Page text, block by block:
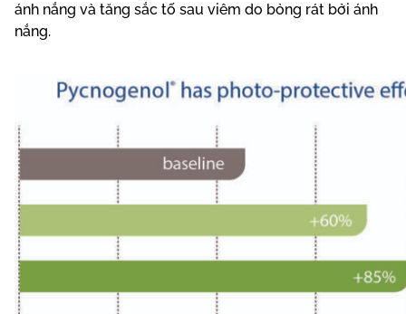
ánh nắng và tăng sắc tố sau viêm do bỏng rát bởi ánh
nắng.